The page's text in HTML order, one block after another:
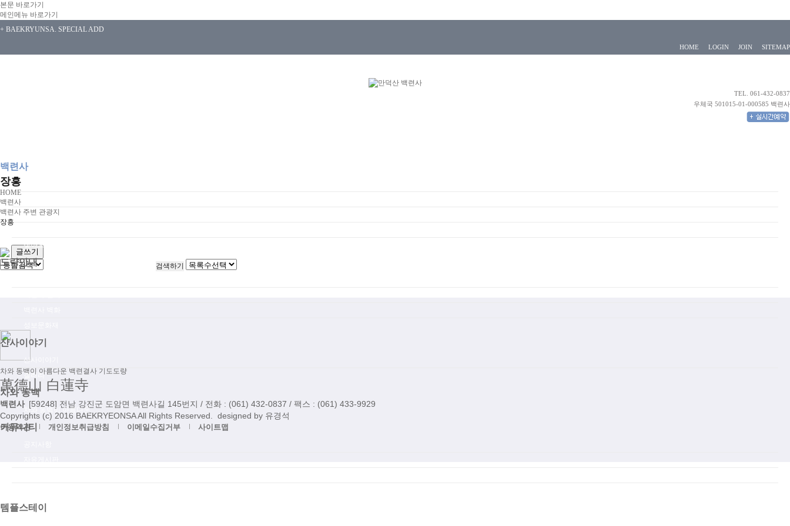
본문 바로가기
메인메뉴 바로가기
+ BAEKRYUNSA. SPECIAL ADD
HOME LOGIN JOIN SITEMAP
TEL. 061-432-0837
우체국 501015-01-000585 백련사
백련사
혜장스님 이야기
찾아오시는길
도량안내
산사이야기
산사이야기
갤러리
차와 동백
차와 동백이 아름다운
커뮤니티
템플스테이
장흥
HOME
백련사
백련사 주변 관광지
장흥
글쓰기
차와 동백이 아름다운 백련결사 기도도량
萬德山 白蓮寺
백련사 [59248] 전남 강진군 도암면 백련사길 145번지 / 전화 : (061) 432-0837 / 팩스 : (061) 433-9929
Copyrights (c) 2016 BAEKRYEONSAAll Rights Reserved. designed by 유경석
이용약관 개인정보취급방침 이메일수집거부 사이트맵